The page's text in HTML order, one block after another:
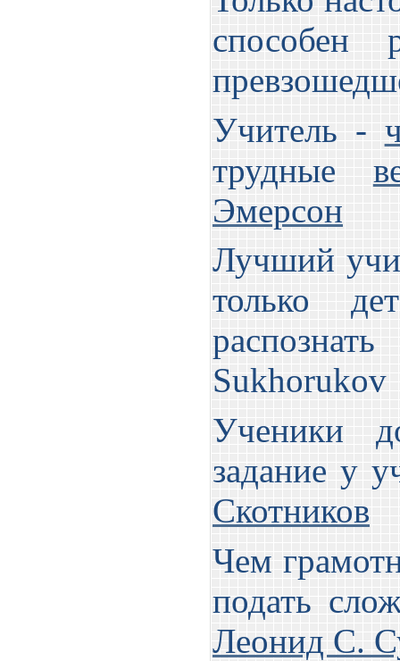
способен
Учитель -
трудные
Эмерсон
Лучший
только
Sukhorukov
Ученики
задание у
Скотников
Чем
подать
Леонид С.